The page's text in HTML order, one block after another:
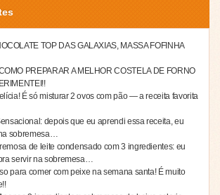
TOP DAS GALAXIAS, MASSA FOFINHA
PREPARAR A MELHOR COSTELA DE FORNO
É só misturar 2 ovos com pão — a receita favorita
depois que eu aprendi essa receita, eu
sobremesa…
de leite condensado com 3 ingredientes: eu
servir na sobremesa…
para comer com peixe na semana santa! É muito